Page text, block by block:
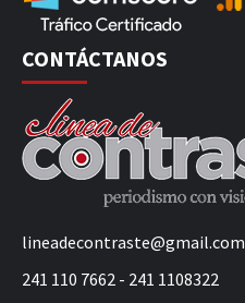
CONTÁCTANOS
lineadecontraste@gmail.com
241 110 7662 - 241 1108322